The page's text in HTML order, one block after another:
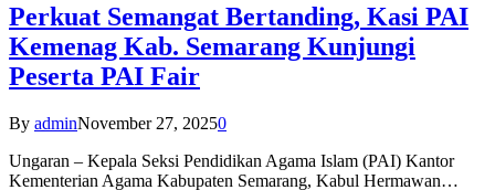
Perkuat Semangat Bertanding, Kasi PAI
Kemenag Kab. Semarang Kunjungi
Peserta PAI Fair
By adminNovember 27, 20250
Ungaran – Kepala Seksi Pendidikan Agama Islam (PAI) Kantor
Kementerian Agama Kabupaten Semarang, Kabul Hermawan…